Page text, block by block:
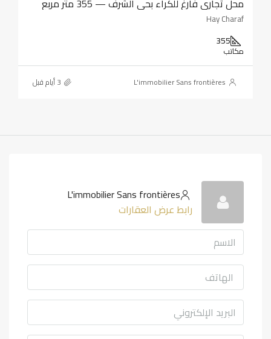
محل تجاري فارغ للكراء بحي الشرف — 355 متر مربع
Hay Charaf
355
مكاتب
L'immobilier Sans frontières
L'immobilier Sans frontières
رابط عرض العقارات